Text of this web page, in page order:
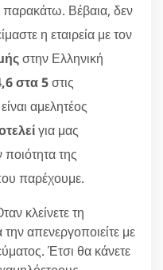
Βέβαια, δεν
η εταιρεία με τον
στην Ελληνική
στα 5στις
αμελητέος
για μας
της
παρέχουμε.
κλείνετε τη
απενεργοποιείτε με
Έτσι θα κάνετε